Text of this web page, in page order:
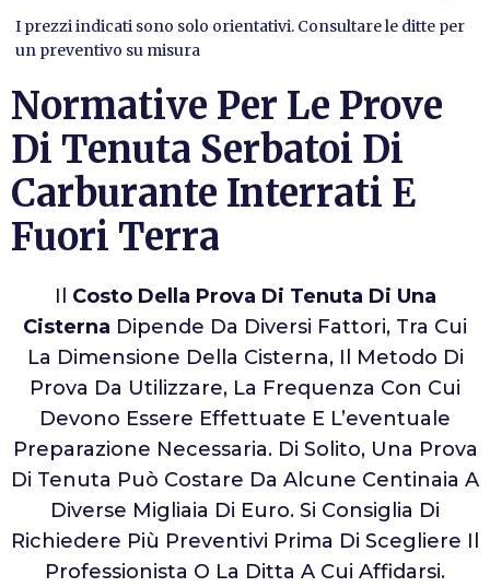
I prezzi indicati sono solo orientativi. Consultare le ditte per
un preventivo su misura
Normative Per Le Prove
Di Tenuta Serbatoi Di
Carburante Interrati E
Fuori Terra
Il Costo Della Prova Di Tenuta Di Una
Cisterna Dipende Da Diversi Fattori, Tra Cui
La Dimensione Della Cisterna, Il Metodo Di
Prova Da Utilizzare, La Frequenza Con Cui
Devono Essere Effettuate E L’eventuale
Preparazione Necessaria. Di Solito, Una Prova
Di Tenuta Può Costare Da Alcune Centinaia A
Diverse Migliaia Di Euro. Si Consiglia Di
Richiedere Più Preventivi Prima Di Scegliere Il
Professionista O La Ditta A Cui Affidarsi.